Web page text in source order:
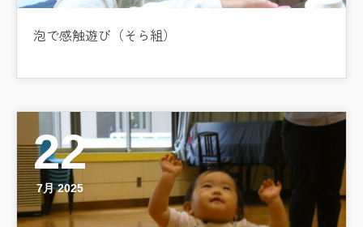
泡で感触遊び（そら組）
22
7月 2025